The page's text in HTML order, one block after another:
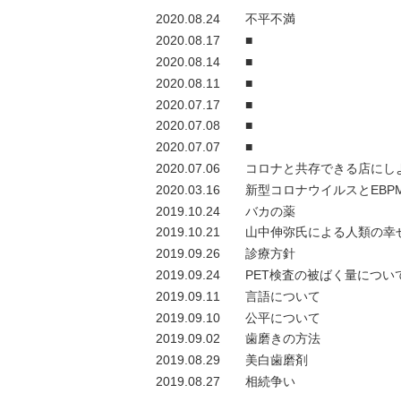
2020.08.24
不平不満
2020.08.17
■
2020.08.14
■
2020.08.11
■
2020.07.17
■
2020.07.08
■
2020.07.07
■
2020.07.06
コロナと共存できる店にし
2020.03.16
新型コロナウイルスと
2019.10.24
バカの薬
2019.10.21
山中伸弥氏による人類の幸
2019.09.26
診療方針
2019.09.24
PET検査の被ばく量につい
2019.09.11
言語について
2019.09.10
公平について
2019.09.02
歯磨きの方法
2019.08.29
美白歯磨剤
2019.08.27
相続争い